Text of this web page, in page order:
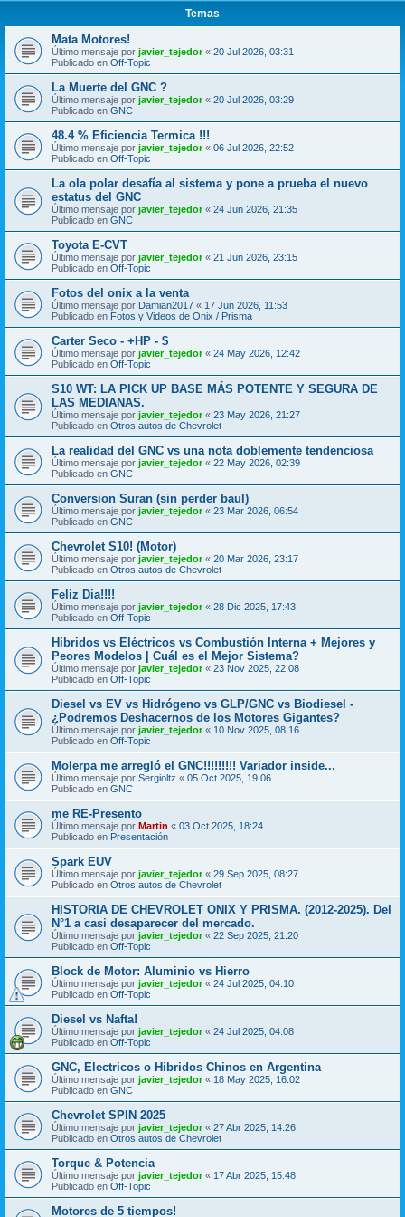
Temas
Mata Motores!
Último mensaje por javier_tejedor« 20 Jul 2026, 03:31
Publicado en Off-Topic
La Muerte del GNC ?
Último mensaje por javier_tejedor« 20 Jul 2026, 03:29
Publicado en GNC
48.4 % Eficiencia Termica !!!
Último mensaje por javier_tejedor« 06 Jul 2026, 22:52
Publicado en Off-Topic
La ola polar desafía al sistema y pone a prueba el nuevo
estatus del GNC
Último mensaje por javier_tejedor« 24 Jun 2026, 21:35
Publicado en GNC
Toyota E-CVT
Último mensaje por javier_tejedor« 21 Jun 2026, 23:15
Publicado en Off-Topic
Fotos del onix a la venta
Último mensaje por Damian2017 « 17 Jun 2026, 11:53
Publicado en Fotos y Videos de Onix / Prisma
Carter Seco - +HP - $
Último mensaje por javier_tejedor« 24 May 2026, 12:42
Publicado en Off-Topic
S10 WT: LA PICK UP BASE MÁS POTENTE Y SEGURA DE
LAS MEDIANAS.
Último mensaje por javier_tejedor« 23 May 2026, 21:27
Publicado en Otros autos de Chevrolet
La realidad del GNC vs una nota doblemente tendenciosa
Último mensaje por javier_tejedor« 22 May 2026, 02:39
Publicado en GNC
Conversion Suran (sin perder baul)
Último mensaje por javier_tejedor« 23 Mar 2026, 06:54
Publicado en GNC
Chevrolet S10! (Motor)
Último mensaje por javier_tejedor« 20 Mar 2026, 23:17
Publicado en Otros autos de Chevrolet
Feliz Dia!!!!
Último mensaje por javier_tejedor« 28 Dic 2025, 17:43
Publicado en Off-Topic
Híbridos vs Eléctricos vs Combustión Interna + Mejores y
Peores Modelos | Cuál es el Mejor Sistema?
Último mensaje por javier_tejedor« 23 Nov 2025, 22:08
Publicado en Off-Topic
Diesel vs EV vs Hidrógeno vs GLP/GNC vs Biodiesel -
¿Podremos Deshacernos de los Motores Gigantes?
Último mensaje por javier_tejedor« 10 Nov 2025, 08:16
Publicado en Off-Topic
Molerpa me arregló el GNC!!!!!!!!! Variador inside...
Último mensaje por Sergioltz « 05 Oct 2025, 19:06
Publicado en GNC
me RE-Presento
Último mensaje por Martin « 03 Oct 2025, 18:24
Publicado en Presentación
Spark EUV
Último mensaje por javier_tejedor« 29 Sep 2025, 08:27
Publicado en Otros autos de Chevrolet
HISTORIA DE CHEVROLET ONIX Y PRISMA. (2012-2025). Del
N°1 a casi desaparecer del mercado.
Último mensaje por javier_tejedor« 22 Sep 2025, 21:20
Publicado en Off-Topic
Block de Motor: Aluminio vs Hierro
Último mensaje por javier_tejedor« 24 Jul 2025, 04:10
Publicado en Off-Topic
Diesel vs Nafta!
Último mensaje por javier_tejedor« 24 Jul 2025, 04:08
Publicado en Off-Topic
GNC, Electricos o Hibridos Chinos en Argentina
Último mensaje por javier_tejedor« 18 May 2025, 16:02
Publicado en GNC
Chevrolet SPIN 2025
Último mensaje por javier_tejedor« 27 Abr 2025, 14:26
Publicado en Otros autos de Chevrolet
Torque & Potencia
Último mensaje por javier_tejedor« 17 Abr 2025, 15:48
Publicado en Off-Topic
Motores de 5 tiempos!